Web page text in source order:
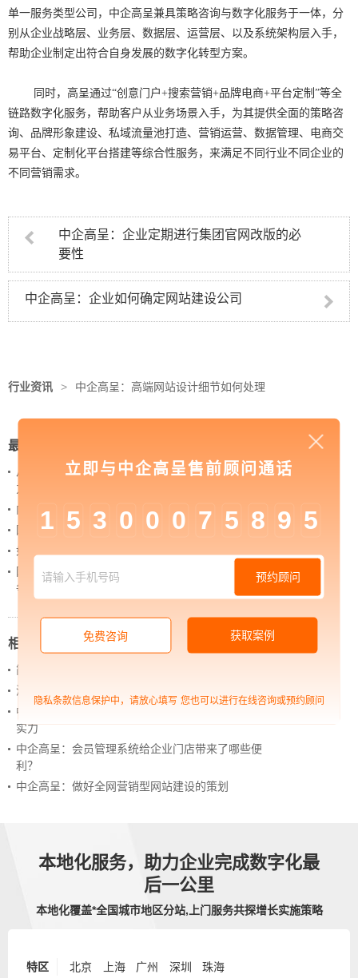
单一服务类型公司，中企高呈兼具策略咨询与数字化服务于一体，分
别从企业战略层、业务层、数据层、运营层、以及系统架构层入手，
帮助企业制定出符合自身发展的数字化转型方案。
同时，高呈通过“创意门户+搜索营销+品牌电商+平台定制”等全
链路数字化服务，帮助客户从业务场景入手，为其提供全面的策略咨
询、品牌形象建设、私域流量池打造、营销运营、数据管理、电商交
易平台、定制化平台搭建等综合性服务，来满足不同行业不同企业的
不同营销需求。
中企高呈：企业定期进行集团官网改版的必
要性
中企高呈：企业如何确定网站建设公司
行业资讯 > 中企高呈：高端网站设计细节如何处理
最新新闻
从 “黑神话：悟空” 的成功，看企业网站如何撬动品牌
力量
内容管理：媒体资讯网站搭建的隐藏大BOSS
网站进化的终极形态，你了解吗？
如何借助设计服务打造超级品牌？
网站上线后，如何做好运营工作，让网站持续具备竞
争力？
相关新闻
简单了解当下最火的元宇宙是什么
浅析网站运营的几大步奏
中企高呈：如何便捷准确地辨别一个APP开发公司的
实力
中企高呈：会员管理系统给企业门店带来了哪些便
利？
中企高呈：做好全网营销型网站建设的策划
本地化服务，助力企业完成数字化最
后一公里
本地化覆盖*全国城市地区分站,上门服务共探增长实施策略
特区 北京 上海 广州 深圳 珠海
立即与中企高呈售前顾问通话
1 5 3 0 0 0 7 5 8 9 5
预约顾问
免费咨询 获取案例
隐私条款信息保护中，请放心填写 您也可以进行在线咨询或预约顾问